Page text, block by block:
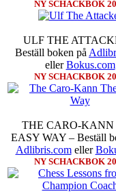
NY SCHACKBOK
ULF THE
Beställ boken på
ellerBokus.com
NY SCHACKBOK
THE CARO-KANN
EASY WAY – Beställ
Adlibris.comeller
NY SCHACKBOK